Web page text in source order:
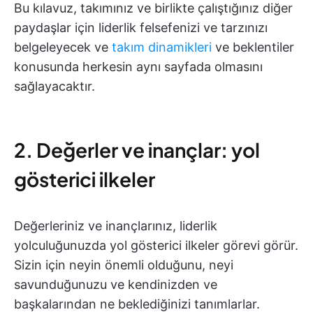
Bu kılavuz, takımınız ve birlikte çalıştığınız diğer
paydaşlar için liderlik felsefenizi ve tarzınızı
belgeleyecek ve takım dinamikleri ve beklentiler
konusunda herkesin aynı sayfada olmasını
sağlayacaktır.
2. Değerler ve inançlar: yol
gösterici ilkeler
Değerleriniz ve inançlarınız, liderlik
yolculuğunuzda yol gösterici ilkeler görevi görür.
Sizin için neyin önemli olduğunu, neyi
savunduğunuzu ve kendinizden ve
başkalarından ne beklediğinizi tanımlarlar.